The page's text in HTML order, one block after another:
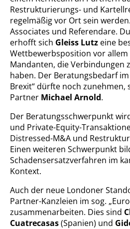
Restrukturierungs- und
regelmäßig vor Ort sein
Associates und Referendare.
erhofft sich Gleiss Lutz eine
Wettbewerbsposition vor
Mandanten, die Verbindungen
haben. Der Beratungsbedarf im
Brexit“ dürfte noch zunehmen,
Partner Michael Arnold.
Der Beratungsschwerpunkt
und Private-Equity-
Distressed-M&A und
Einen weiteren Schwerpunkt
Schadensersatzverfahren im
Kontext.
Auch der neue Londoner
Partner-Kanzleien im sog.
zusammenarbeiten. Dies sind
Cuatrecasas(Spanien) und